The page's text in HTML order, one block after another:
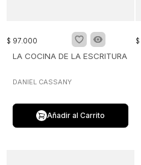
$ 97.000
LA COCINA DE LA ESCRITURA
DANIEL CASSANY
Añadir al Carrito
$